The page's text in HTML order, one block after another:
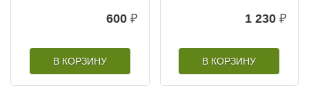
600 ₽
В КОРЗИНУ
1 230 ₽
В КОРЗИНУ